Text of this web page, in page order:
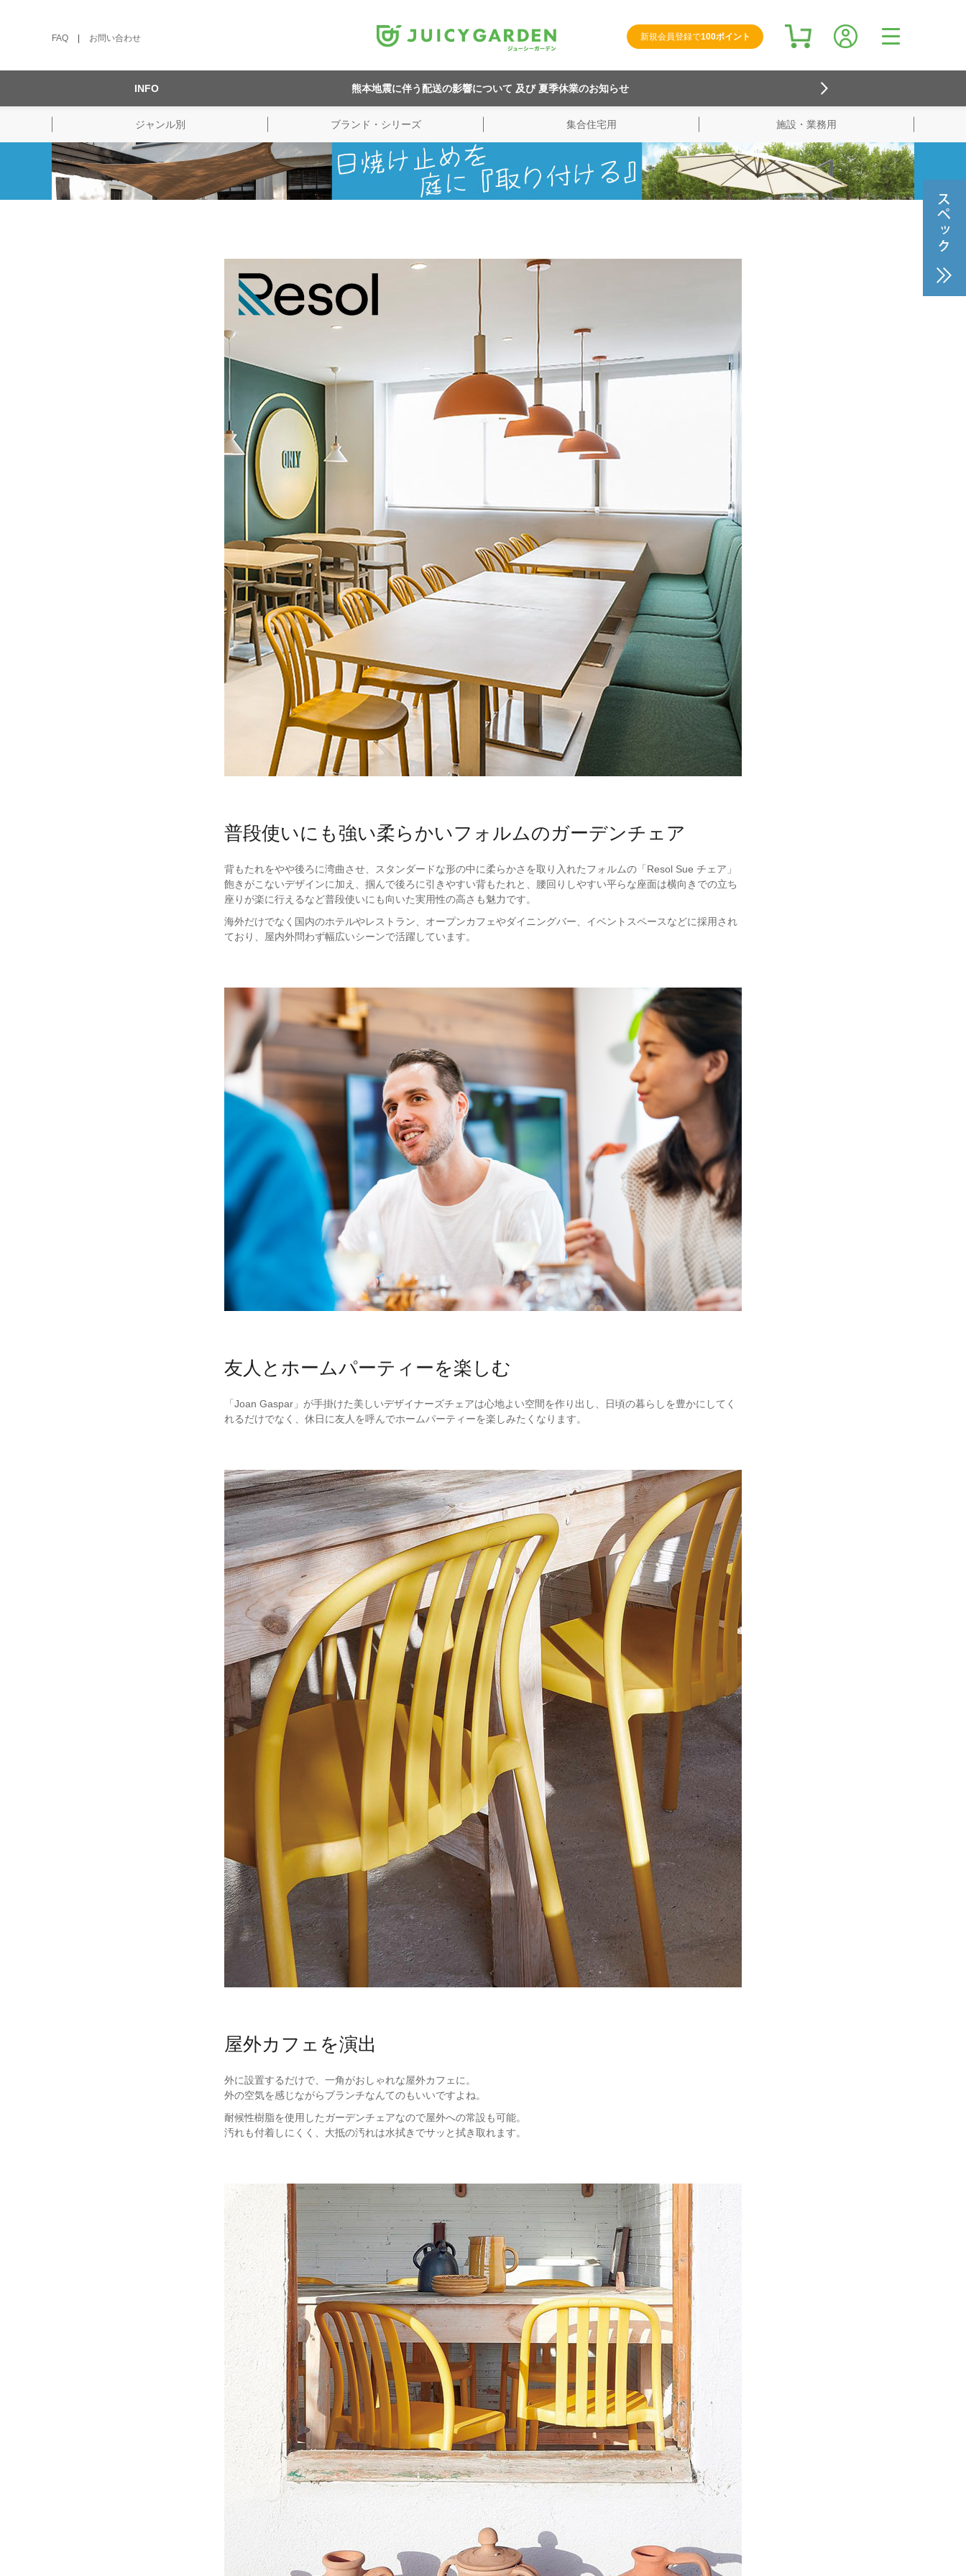
FAQ お問い合わせ 新規会員登録で100ポイント
検索
INFO 熊本地震に伴う配送の影響について 及び 夏季休業のお知らせ
ジャンル別 ブランド・シリーズ 集合住宅用 施設・業務用
普段使いにも強い柔らかいフォルムのガーデンチェア
背もたれをやや後ろに湾曲させ、スタンダードな形の中に柔らかさを取り入れたフォルムの「Resol Sue チェア」
飽きがこないデザインに加え、掴んで後ろに引きやすい背もたれと、腰回りしやすい平らな座面は横向きでの立ち
座りが楽に行えるなど普段使いにも向いた実用性の高さも魅力です。
海外だけでなく国内のホテルやレストラン、オープンカフェやダイニングバー、イベントスペースなどに採用され
ており、屋内外問わず幅広いシーンで活躍しています。
友人とホームパーティーを楽しむ
「Joan Gaspar」が手掛けた美しいデザイナーズチェアは心地よい空間を作り出し、日頃の暮らしを豊かにしてく
れるだけでなく、休日に友人を呼んでホームパーティーを楽しみたくなります。
屋外カフェを演出
外に設置するだけで、一角がおしゃれな屋外カフェに。
外の空気を感じながらブランチなんてのもいいですよね。
耐候性樹脂を使用したガーデンチェアなので屋外への常設も可能。
汚れも付着しにくく、大抵の汚れは水拭きでサッと拭き取れます。